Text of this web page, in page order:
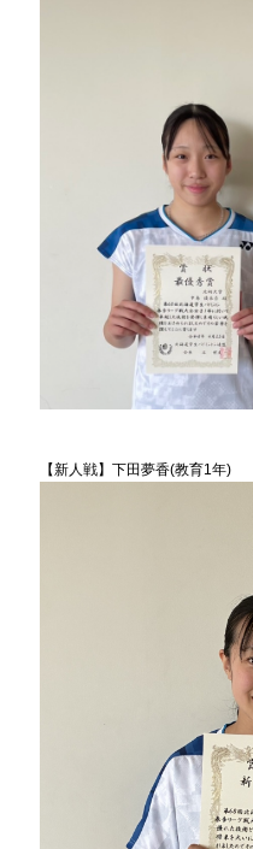
【新人戦】下田夢香(教育1年)